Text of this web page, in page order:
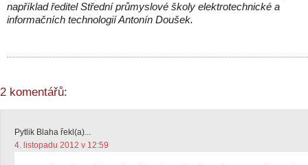
například ředitel Střední průmyslové školy elektrotechnické a
informačních technologií Antonín Doušek.
2 komentářů:
Pytlik Blaha řekl(a)...
4. listopadu 2012 v 12:59